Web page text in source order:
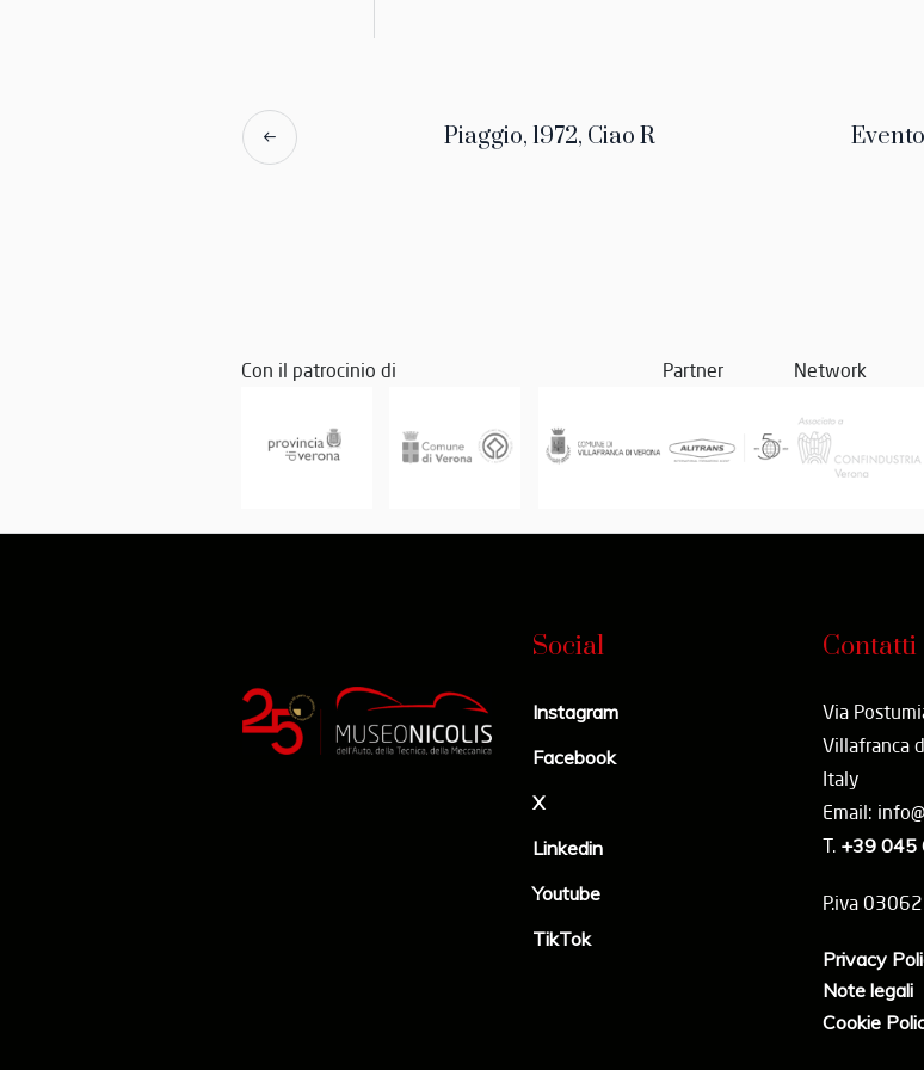
Piaggio, 1972, Ciao R
Con il patrocinio di Partner Network
Social
Instagram
Facebook
X
Linkedin
Youtube
TikTok
Contatti
Via
Villafranca
Italy
Email:
T. +39 045
P.iva
Privacy
Note legali
Cookie